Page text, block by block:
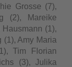
Grosse (7),
(2), Mareike
(1),
Amy Maria
Tim Florian
(3), Julika